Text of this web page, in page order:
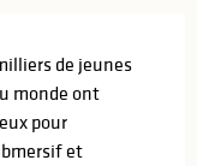
de jeunes
monde ont
pour
et